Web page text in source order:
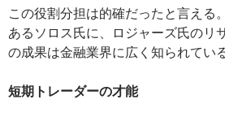
この役割分担は的確だったと言える
あるソロス氏に、ロジャーズ氏のリ
の成果は金融業界に広く知られてい
短期トレーダーの才能